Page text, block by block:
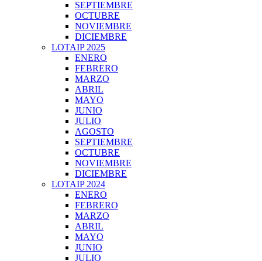
SEPTIEMBRE
OCTUBRE
NOVIEMBRE
DICIEMBRE
LOTAIP 2025
ENERO
FEBRERO
MARZO
ABRIL
MAYO
JUNIO
JULIO
AGOSTO
SEPTIEMBRE
OCTUBRE
NOVIEMBRE
DICIEMBRE
LOTAIP 2024
ENERO
FEBRERO
MARZO
ABRIL
MAYO
JUNIO
JULIO